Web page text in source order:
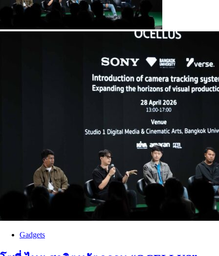
Gadgets